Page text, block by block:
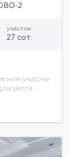
2
участок
27 сот.
участке